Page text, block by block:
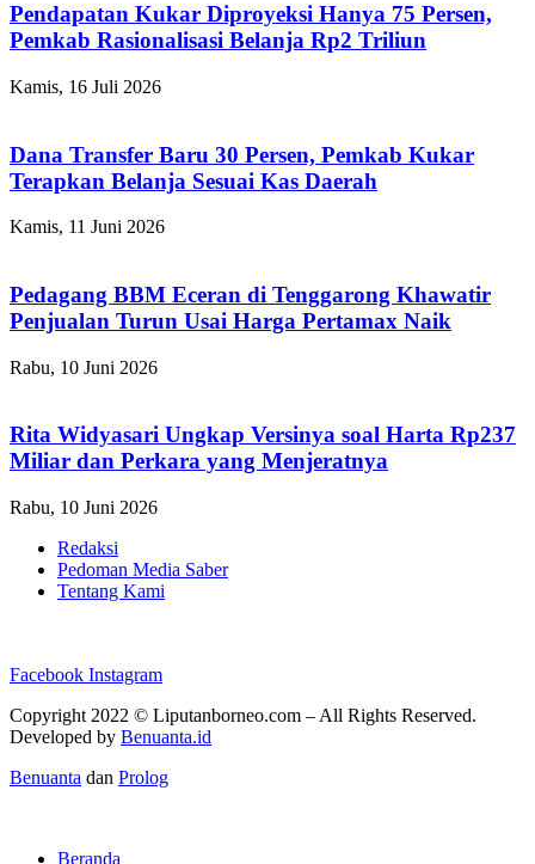
Pendapatan Kukar Diproyeksi Hanya 75 Persen,
Pemkab Rasionalisasi Belanja Rp2 Triliun
Kamis, 16 Juli 2026
Dana Transfer Baru 30 Persen, Pemkab Kukar
Terapkan Belanja Sesuai Kas Daerah
Kamis, 11 Juni 2026
Pedagang BBM Eceran di Tenggarong Khawatir
Penjualan Turun Usai Harga Pertamax Naik
Rabu, 10 Juni 2026
Rita Widyasari Ungkap Versinya soal Harta Rp237
Miliar dan Perkara yang Menjeratnya
Rabu, 10 Juni 2026
Redaksi
Pedoman Media Saber
Tentang Kami
Facebook Instagram
Copyright 2022 © Liputanborneo.com – All Rights Reserved.
Developed by Benuanta.id
Benuanta dan Prolog
Beranda